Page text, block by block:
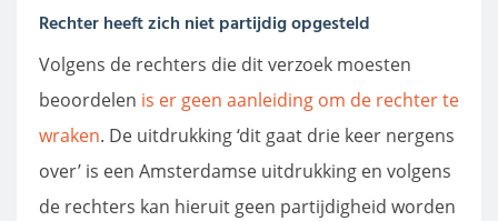
Rechter heeft zich niet partijdig opgesteld
Volgens de rechters die dit verzoek moesten
beoordelen is er geen aanleiding om de rechter te
wraken. De uitdrukking ‘dit gaat drie keer nergens
over’ is een Amsterdamse uitdrukking en volgens
de rechters kan hieruit geen partijdigheid worden